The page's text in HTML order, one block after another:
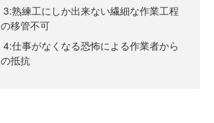
3:熟練工にしか出来ない繊細な作業工程
の移管不可
4:仕事がなくなる恐怖による作業者から
の抵抗